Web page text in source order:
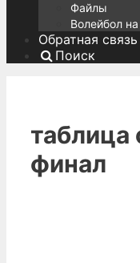
Файлы
Волейбол на
Обратная связь
Поиск
таблица
финал